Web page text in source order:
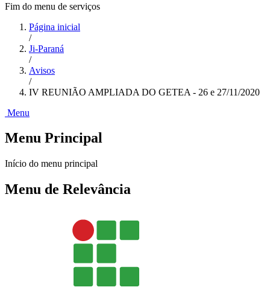
Fim do menu de serviços
Página inicial
/
Ji-Paraná
/
Avisos
/
IV REUNIÃO AMPLIADA DO GETEA - 26 e 27/11/2020
Menu
Menu Principal
Início do menu principal
Menu de Relevância